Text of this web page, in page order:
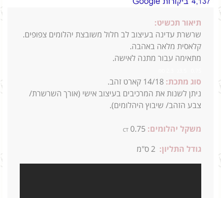
תיאור תכשיט:
שרשרת עדינה בעיצוב לב חלול משובצת יהלומים צפופים.
קלאסית מלאה באהבה.
מתאימה עבור מתנה לאישה.
סוג מתכת: 14/18 קארט זהב.
ניתן לשנות את המרכיבים בעיצוב אישי (אורך השרשרת/
צבע הזהב/ שיבוץ היהלומים).
משקל יהלומים: 0.75
גודל התליון: 2 ס"מ